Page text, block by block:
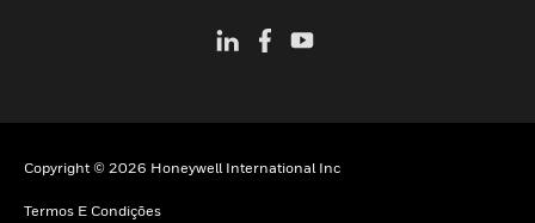
Copyright © 2026 Honeywell International Inc
Termos E Condições